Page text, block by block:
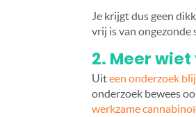
Je krijgt dus geen
vrij is van ongezonde
2. Meer
Uiteen onderzoek
onderzoek bewees
werkzame